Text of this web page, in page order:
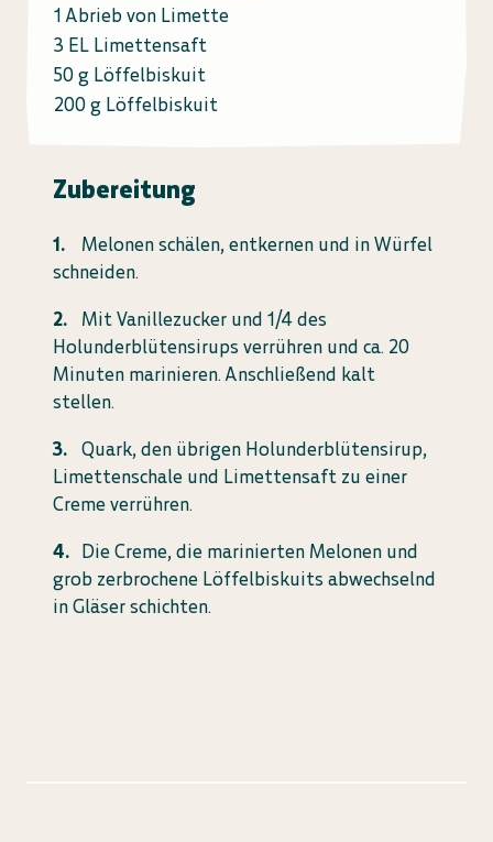
1 Abrieb von Limette
3 EL Limettensaft
50 g Löffelbiskuit
200 g Löffelbiskuit
Zubereitung
Melonen schälen, entkernen und in Würfel
schneiden.
Mit Vanillezucker und 1/4 des
Holunderblütensirups verrühren und ca. 20
Minuten marinieren. Anschließend kalt
stellen.
Quark, den übrigen Holunderblütensirup,
Limettenschale und Limettensaft zu einer
Creme verrühren.
Die Creme, die marinierten Melonen und
grob zerbrochene Löffelbiskuits abwechselnd
in Gläser schichten.